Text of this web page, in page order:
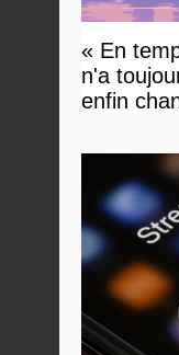
« En
n'a
enfin